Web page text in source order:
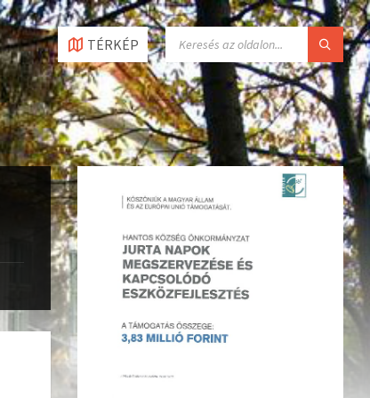
TÉRKÉP